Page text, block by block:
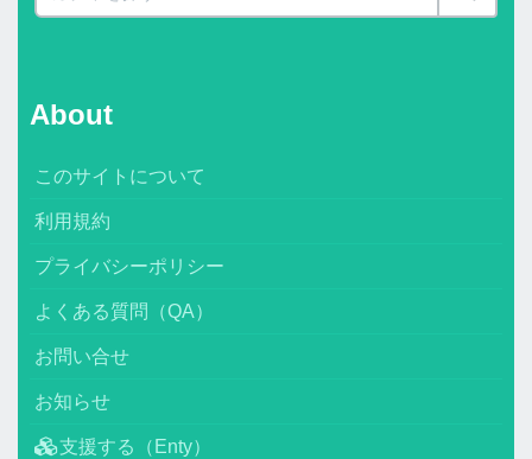
About
このサイトについて
利用規約
プライバシーポリシー
よくある質問（QA）
お問い合せ
お知らせ
支援する（Enty）